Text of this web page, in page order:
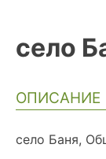
село
ОПИСАНИЕ
село Баня,